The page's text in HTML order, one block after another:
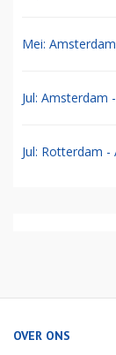
Mei:
Jul: Amsterdam
Jul: Rotterdam -
OVER ONS